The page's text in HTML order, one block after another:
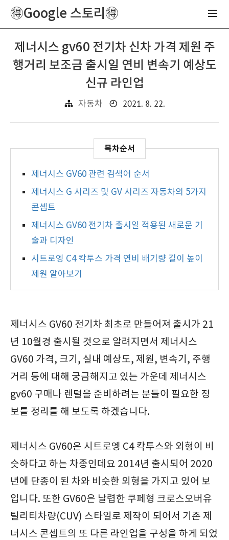
🉐Google 스토리🉐
제너시스 gv60 전기차 신차 가격 제원 주
행거리 보조금 출시일 연비 변속기 예상도
신규 라인업
자동차 2021. 8. 22.
제너시스 GV60 관련 검색어 순서
제너시스 G 시리즈 및 GV 시리즈 자동차의 5가지
콘셉트
제너시스 GV60 전기차 출시일 적용된 새로운 기
술과 디자인
시트로엥 C4 칵투스 가격 연비 배기량 길이 높이
제원 알아보기
제너시스 GV60 전기차 최초로 만들어져 출시가 21
년 10월경 출시될 것으로 알려지면서 제너시스
GV60 가격, 크기, 실내 예상도, 제원, 변속기, 주행
거리 등에 대해 궁금해지고 있는 가운데 제너시스
gv60 구매나 렌털을 준비하려는 분들이 필요한 정
보를 정리를 해 보도록 하겠습니다.
제너시스 GV60은 시트로엥 C4 칵투스와 외형이 비
슷하다고 하는 차종인데요 2014년 출시되어 2020
년에 단종이 된 차와 비슷한 외형을 가지고 있어 보
입니다. 또한 GV60은 날렵한 쿠페형 크로스오버유
틸리티차량(CUV) 스타일로 제작이 되어서 기존 제
너시스 콘셉트의 또 다른 라인업을 구성을 하게 되었